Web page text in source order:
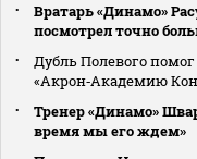
Вратарь «Динамо»
посмотрел точно
Дубль Полевого
«Акрон‑Академию
Тренер «Динамо»
время мы его ждем»